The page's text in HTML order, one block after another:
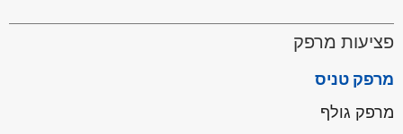
פציעות מרפק
מרפק טניס
מרפק גולף